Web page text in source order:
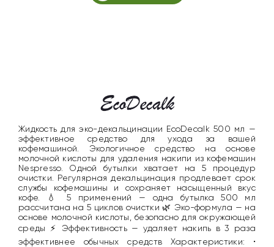
Жидкость для эко-декальцинации EcoDecalk 500 мл —
эффективное средство для ухода за вашей
кофемашиной. Экологичное средство на основе
молочной кислоты для удаления накипи из кофемашин
Nespresso. Одной бутылки хватает на 5 процедур
очистки. Регулярная декальцинация продлевает срок
службы кофемашины и сохраняет насыщенный вкус
кофе. 💧 5 применений — одна бутылка 500 мл
рассчитана на 5 циклов очистки 🌿 Эко-формула — на
основе молочной кислоты, безопасно для окружающей
среды ⚡ Эффективность — удаляет накипь в 3 раза
эффективнее обычных средств Характеристики: •